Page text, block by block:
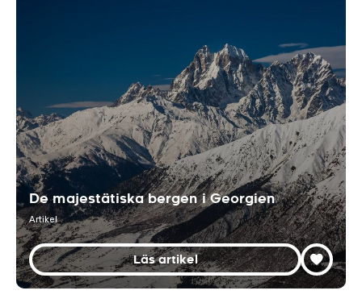
De majestätiska bergen i Georgien
Artikel
Läs artikel